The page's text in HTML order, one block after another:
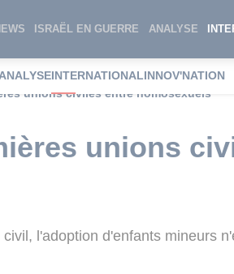
ISRAËL EN GUERRE ANALYSE
ANALYSEINTERNATIONALINNOV'NATION
unions civiles entre homosexuels
unions
l'adoption d'enfants mineurs